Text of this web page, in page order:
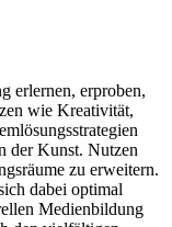
erlernen, erproben,
wie Kreativität,
der Kunst. Nutzen
zu erweitern.
dabei optimal
Medienbildung